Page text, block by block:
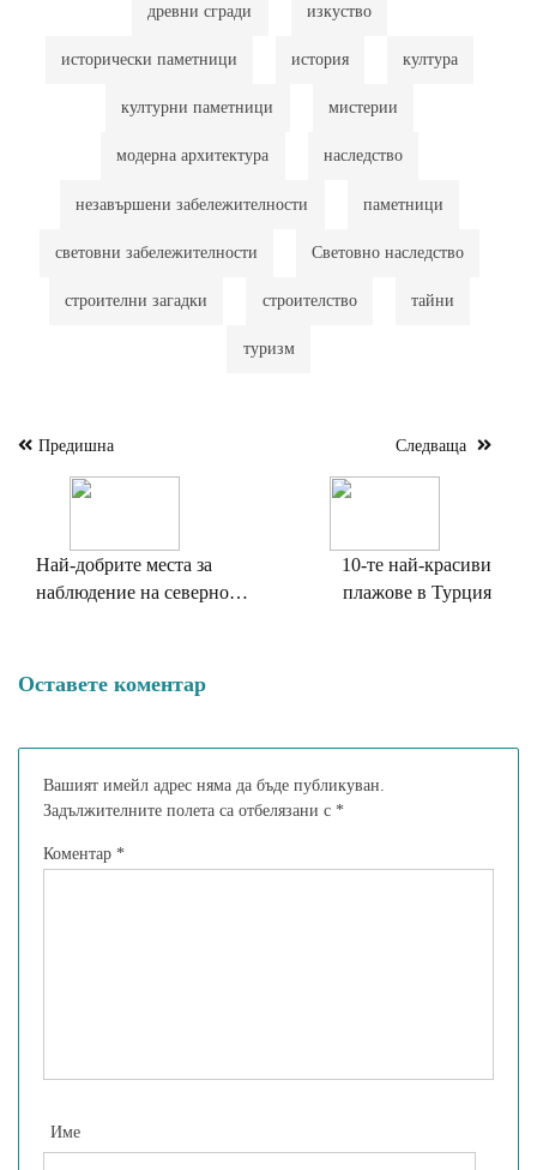
древни сгради изкуство
исторически паметници история култура
културни паметници мистерии
модерна архитектура наследство
незавършени забележителности паметници
световни забележителности Световно наследство
строителни загадки строителство тайни
туризм
Навигация
Предишна
Най-добрите места за
наблюдение на северното
Следваща
10-те най-красиви
плажове в Турция
Оставете коментар
Вашият имейл адрес няма да бъде публикуван.
Задължителните полета са отбелязани с *
Коментар *
Име